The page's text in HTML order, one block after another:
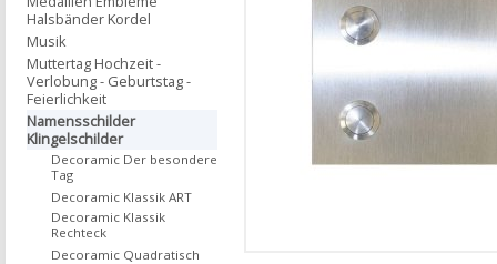
Halsbänder Kordel
Musik
Muttertag Hochzeit -
Verlobung - Geburtstag -
Feierlichkeit
Namensschilder
Klingelschilder
Decoramic Der besondere
Tag
Decoramic Klassik ART
Decoramic Klassik
Rechteck
Decoramic Quadratisch